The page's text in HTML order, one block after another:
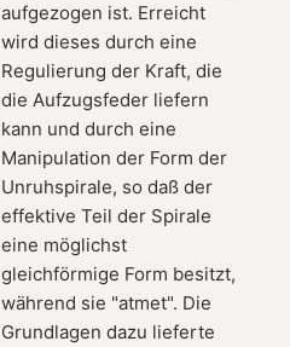
aufgezogen ist. Erreicht
wird dieses durch eine
Regulierung der Kraft, die
die Aufzugsfeder liefern
kann und durch eine
Manipulation der Form der
Unruhspirale, so daß der
effektive Teil der Spirale
eine möglichst
gleichförmige Form besitzt,
während sie "atmet". Die
Grundlagen dazu lieferte